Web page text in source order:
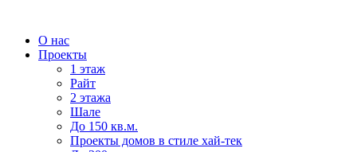
О нас
Проекты
1 этаж
Райт
2 этажа
Шале
До 150 кв.м.
Проекты домов в стиле хай-тек